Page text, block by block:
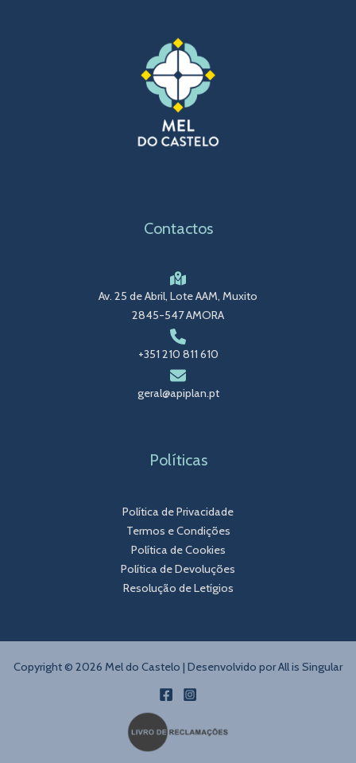
Contactos
Av. 25 de Abril, Lote AAM, Muxito
2845-547 AMORA
+351 210 811 610
geral@apiplan.pt
Políticas
Política de Privacidade
Termos e Condições
Política de Cookies
Política de Devoluções
Resolução de Letígios
Copyright © 2026 Mel do Castelo | Desenvolvido porAll is Singular